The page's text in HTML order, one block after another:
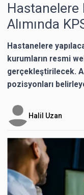
Hastanelere
Alımında
Hastanelere
kurumların resmi
gerçekleştirilecek.
pozisyonları
Halil Uzan